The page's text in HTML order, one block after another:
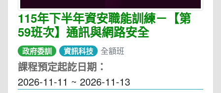
115年下半年資安職能訓練－【第
59班次】通訊與網路安全
政府委訓 資訊科技 全額班
課程預定起訖日期：
2026-11-11 ~ 2026-11-13